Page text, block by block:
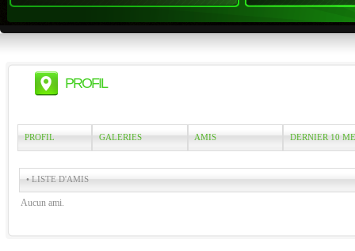
PROFIL
PROFIL GALERIES AMIS DERNIER 10
• LISTE D'AMIS
Aucun ami.